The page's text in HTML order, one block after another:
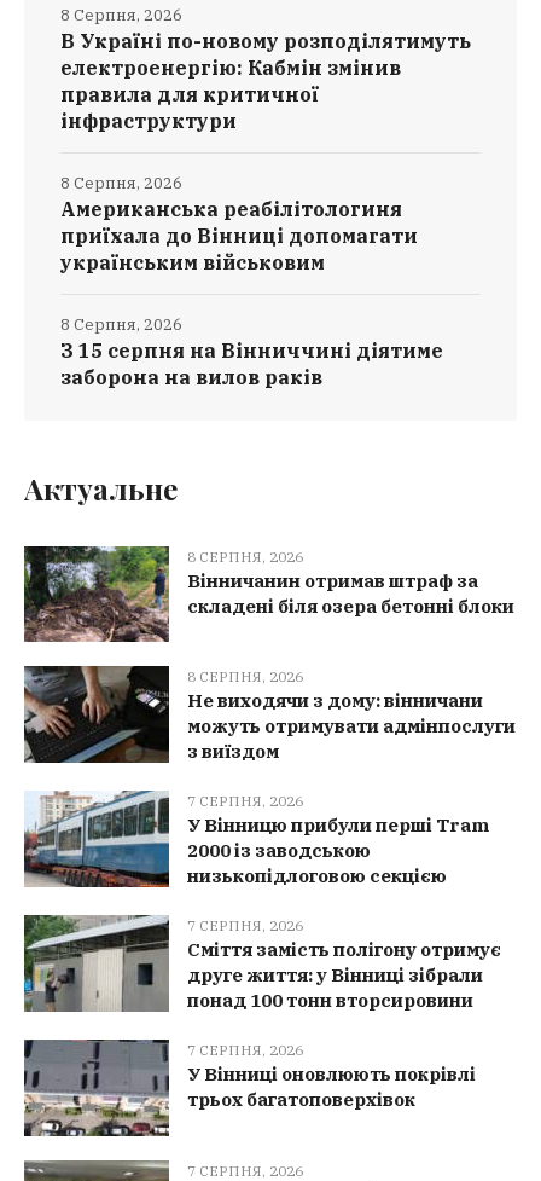
В Україні по-новому розподілятимуть
електроенергію: Кабмін змінив
правила для критичної
інфраструктури
8 Серпня, 2026
Американська реабілітологиня
приїхала до Вінниці допомагати
українським військовим
8 Серпня, 2026
З 15 серпня на Вінниччині діятиме
заборона на вилов раків
8 Серпня, 2026
Актуальне
8 СЕРПНЯ, 2026
Вінничанин отримав штраф за
складені біля озера бетонні блоки
8 СЕРПНЯ, 2026
Не виходячи з дому: вінничани
можуть отримувати адмінпослуги
з виїздом
7 СЕРПНЯ, 2026
У Вінницю прибули перші Tram
2000 із заводською
низькопідлоговою секцією
7 СЕРПНЯ, 2026
Сміття замість полігону отримує
друге життя: у Вінниці зібрали
понад 100 тонн вторсировини
7 СЕРПНЯ, 2026
У Вінниці оновлюють покрівлі
трьох багатоповерхівок
7 СЕРПНЯ, 2026